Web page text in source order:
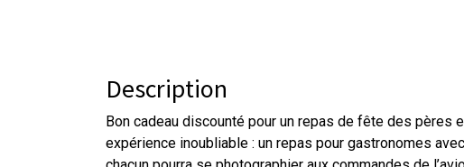
Description
Bon cadeau discounté pour un repas de fête des pères
expérience inoubliable : un repas pour gastronomes